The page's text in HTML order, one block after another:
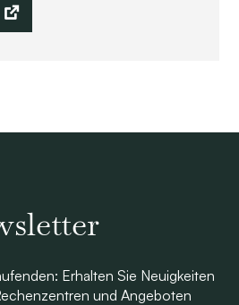
Erhalten Sie Neuigkeiten
und Angeboten